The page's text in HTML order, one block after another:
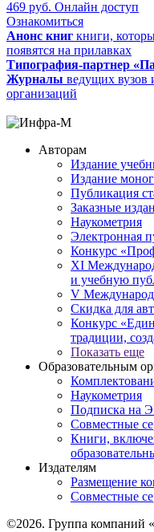
469 руб. Онлайн доступ
Ознакомиться
Анонс книг книги,
появятся на прилавках
Типография-партнер
Журналы ведущих вузов
организаций
Авторам
Издание
Издание
Публикация
Заказные
Наукометрия
Электронная
Конкурс
XI
и учебную
V
Скидка для
Конкурс
традиции,
Показать еще
Образовательным
Наукометрия
Подписка на
Совместные
Книги,
Издателям
Размещение
Совместные
©2026. Группа компаний